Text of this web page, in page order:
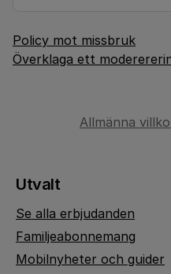
Policy mot missbruk
Överklaga ett
Allmänna
Utvalt
Se alla erbjudanden
Familjeabonnemang
Mobilnyheter och guider